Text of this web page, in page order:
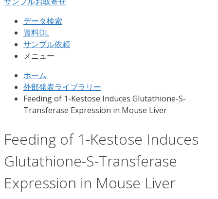
データ検索
資料DL
サンプル依頼
メニュー
ホーム
外部発表ライブラリー
Feeding of 1-Kestose Induces Glutathione-S-
Transferase Expression in Mouse Liver
Feeding of 1-Kestose Induces
Glutathione-S-Transferase
Expression in Mouse Liver